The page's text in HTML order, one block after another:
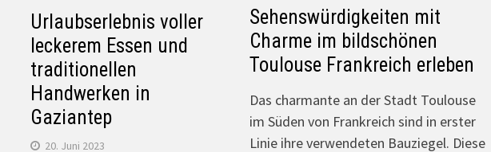
Sehenswürdigkeiten mit
Charme im bildschönen
Toulouse Frankreich erleben
Das charmante an der Stadt Toulouse
im Süden von Frankreich sind in erster
Linie ihre verwendeten Bauziegel. Diese
Urlaubserlebnis voller
leckerem Essen und
traditionellen
Handwerken in
Gaziantep
20. Juni 2023